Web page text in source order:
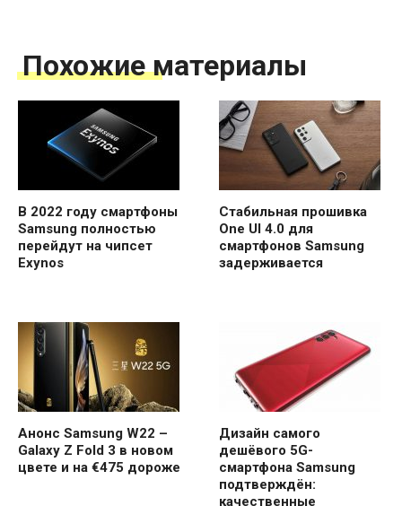
Похожие материалы
В 2022 году смартфоны
Samsung полностью
перейдут на чипсет
Exynos
Стабильная прошивка
One UI 4.0 для
смартфонов Samsung
задерживается
Анонс Samsung W22 –
Galaxy Z Fold 3 в новом
цвете и на €475 дороже
Дизайн самого
дешёвого 5G-
смартфона Samsung
подтверждён:
качественные